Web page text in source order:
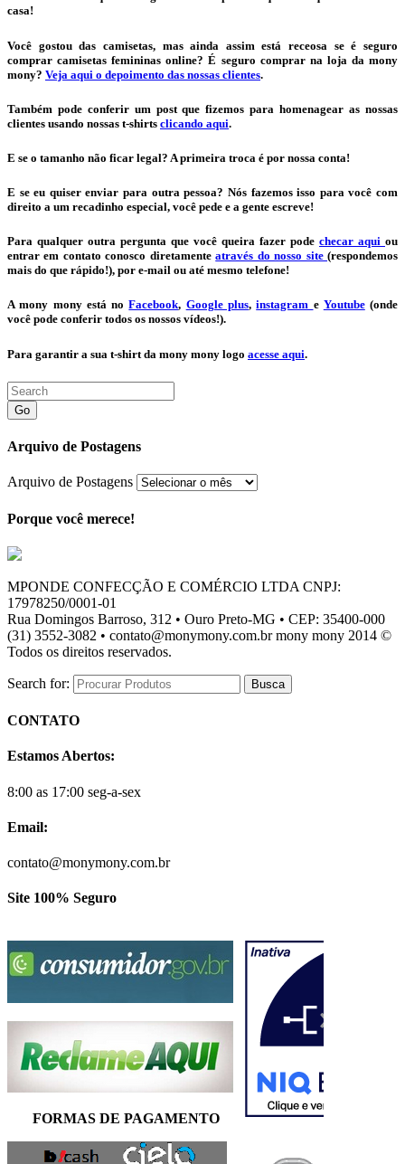
casa!
Você gostou das camisetas, mas ainda assim está receosa se é seguro
comprar camisetas femininas online? É seguro comprar na loja da mony
mony? Veja aqui o depoimento das nossas clientes.
Também pode conferir um post que fizemos para homenagear as nossas
clientes usando nossas t-shirts clicando aqui.
E se o tamanho não ficar legal? A primeira troca é por nossa conta!
E se eu quiser enviar para outra pessoa? Nós fazemos isso para você com
direito a um recadinho especial, você pede e a gente escreve!
Para qualquer outra pergunta que você queira fazer pode checar aqui ou
entrar em contato conosco diretamenteatravés do nosso site(respondemos
mais do que rápido!), por e-mail ou até mesmo telefone!
A mony mony está noFacebook, Google plus,instagram e Youtube(onde
você pode conferir todos os nossos vídeos!).
Para garantir a sua t-shirt da mony mony logo acesse aqui.
Go
Arquivo de Postagens
Arquivo de Postagens
Porque você merece!
MPONDE CONFECÇÃO E COMÉRCIO LTDA CNPJ:
17978250/0001-01
Rua Domingos Barroso, 312 • Ouro Preto-MG • CEP: 35400-000
(31) 3552-3082 • contato@monymony.com.br mony mony 2014 ©
Todos os direitos reservados.
Search for:
CONTATO
Estamos Abertos:
8:00 as 17:00 seg-a-sex
Email:
contato@monymony.com.br
Site 100% Seguro
FORMAS DE PAGAMENTO